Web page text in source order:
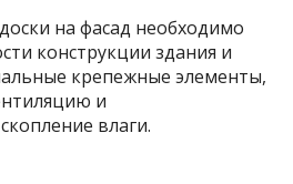
на фасад необходимо
конструкции здания и
крепежные элементы,
и
влаги.